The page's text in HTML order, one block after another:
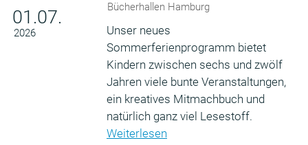
01.07.
2026
Bücherhallen Hamburg
Unser neues
Sommerferienprogramm bietet
Kindern zwischen sechs und zwölf
Jahren viele bunte Veranstaltungen,
ein kreatives Mitmachbuch und
natürlich ganz viel Lesestoff.
Weiterlesen